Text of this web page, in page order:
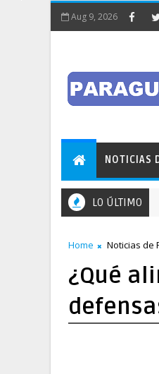
Aug 9, 2026
NOTICIAS
LO ÚLTIMO
Home Noticias de
¿Qué